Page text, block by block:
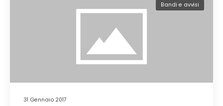
31 Gennaio 2017
Bandi e avvisi